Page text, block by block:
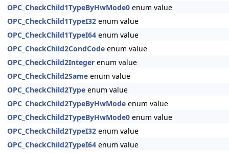
OPC_CheckChild1TypeByHwMode0 enum value
OPC_CheckChild1TypeI32 enum value
OPC_CheckChild1TypeI64 enum value
OPC_CheckChild2CondCode enum value
OPC_CheckChild2Integer enum value
OPC_CheckChild2Same enum value
OPC_CheckChild2Type enum value
OPC_CheckChild2TypeByHwMode enum value
OPC_CheckChild2TypeByHwMode0 enum value
OPC_CheckChild2TypeI32 enum value
OPC_CheckChild2TypeI64 enum value